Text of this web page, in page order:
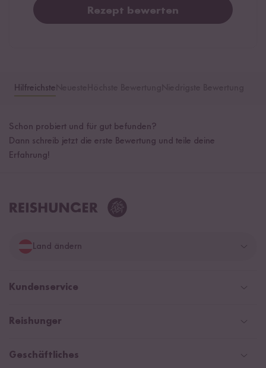
Rezept bewerten
Hilfreichste
Schon probiert und für gut befunden?
Dann schreib jetzt die erste Bewertung und teile deine
Erfahrung!
Land ändern
Deutschland
Niederlande
Kundenservice
Help Center und FAQ
Zahlarten
Reishunger
Newsletter
Geschäftliches